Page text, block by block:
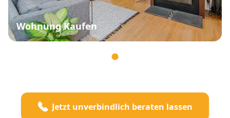
Wohnung Kaufen
Jetzt unverbindlich beraten lassen